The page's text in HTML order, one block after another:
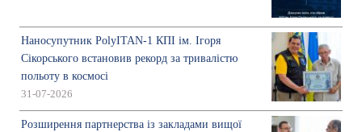
Наносупутник PolyITAN-1 КПІ ім. Ігоря
Сікорського встановив рекорд за тривалістю
польоту в космосі
31-07-2026
Розширення партнерства із закладами вищої